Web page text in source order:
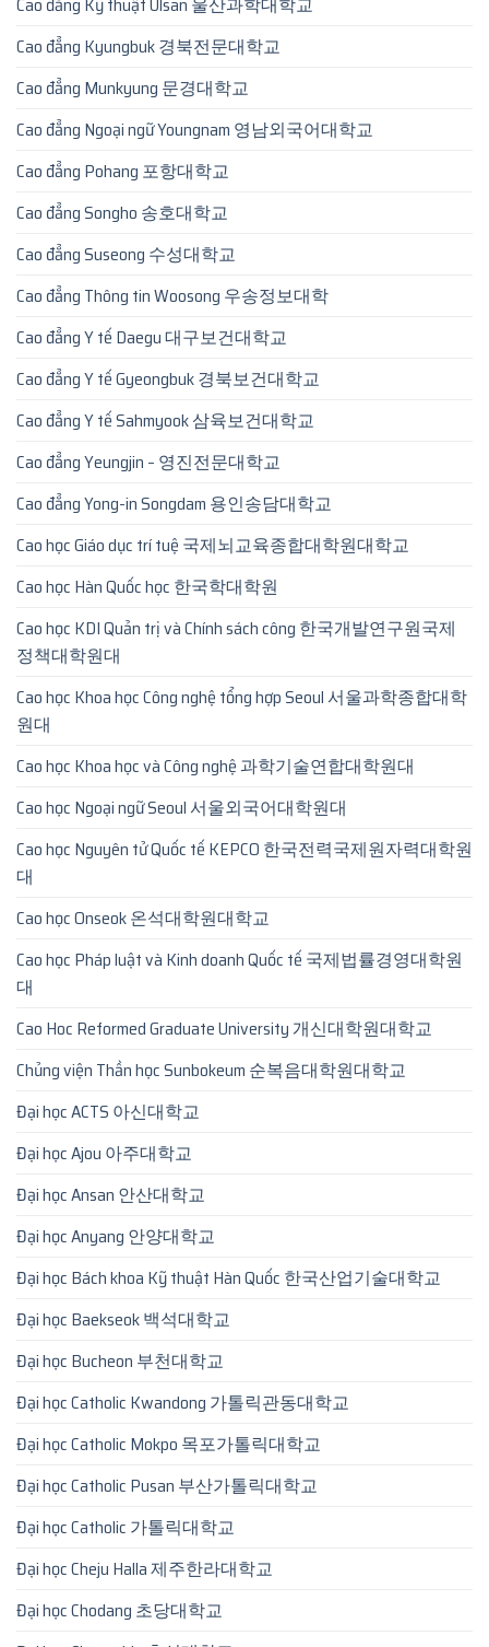
Cao đẳng Kyungbuk 경북전문대학교
Cao đẳng Munkyung 문경대학교
Cao đẳng Ngoại ngữ Youngnam 영남외국어대학교
Cao đẳng Pohang 포항대학교
Cao đẳng Songho 송호대학교
Cao đẳng Suseong 수성대학교
Cao đẳng Thông tin Woosong 우송정보대학
Cao đẳng Y tế Daegu 대구보건대학교
Cao đẳng Y tế Gyeongbuk 경북보건대학교
Cao đẳng Y tế Sahmyook 삼육보건대학교
Cao đẳng Yeungjin – 영진전문대학교
Cao đẳng Yong-in Songdam 용인송담대학교
Cao học Giáo dục trí tuệ 국제뇌교육종합대학원대학교
Cao học Hàn Quốc học 한국학대학원
Cao học KDI Quản trị và Chính sách công 한국개발연구원국제
정책대학원대
Cao học Khoa học Công nghệ tổng hợp Seoul 서울과학종합대학
원대
Cao học Khoa học và Công nghệ 과학기술연합대학원대
Cao học Ngoại ngữ Seoul 서울외국어대학원대
Cao học Nguyên tử Quốc tế KEPCO 한국전력국제원자력대학원
대
Cao học Onseok 온석대학원대학교
Cao học Pháp luật và Kinh doanh Quốc tế 국제법률경영대학원
대
Cao Hoc Reformed Graduate University 개신대학원대학교
Chủng viện Thần học Sunbokeum 순복음대학원대학교
Đại học ACTS 아신대학교
Đại học Ajou 아주대학교
Đại học Ansan 안산대학교
Đại học Anyang 안양대학교
Đại học Bách khoa Kỹ thuật Hàn Quốc 한국산업기술대학교
Đại học Baekseok 백석대학교
Đại học Bucheon 부천대학교
Đại học Catholic Kwandong 가톨릭관동대학교
Đại học Catholic Mokpo 목포가톨릭대학교
Đại học Catholic Pusan 부산가톨릭대학교
Đại học Catholic 가톨릭대학교
Đại học Cheju Halla 제주한라대학교
Đại học Chodang 초당대학교